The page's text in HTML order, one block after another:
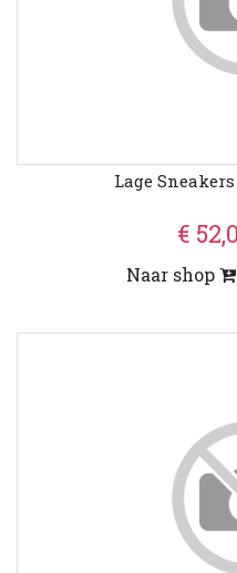
Lage
€
Naar shop